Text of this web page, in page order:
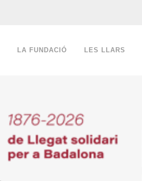
LA FUNDACIÓ LES LLARS